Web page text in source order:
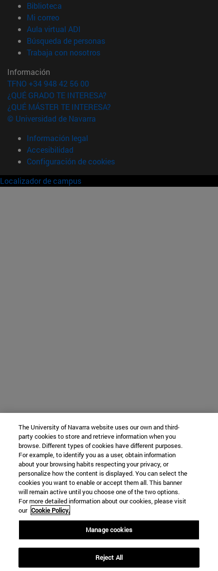
Biblioteca
Mi correo(abre en nueva ventana)
Aula virtual ADI
Búsqueda de personas(abre en nueva ventana)
Trabaja con nosotros(abre en nueva ventana)
Información
TFNO +34 948 42 56 00
¿QUÉ GRADO TE INTERESA?
¿QUÉ MÁSTER TE INTERESA?
© Universidad de Navarra
Información legal
Accesibilidad
Configuración de cookies
Localizador de campus
The University of Navarra website uses our own and third-
party cookies to store and retrieve information when you
browse. Different types of cookies have different purposes.
For example, to identify you as a user, obtain information
about your browsing habits respecting your privacy, or
personalize how the content is displayed. You can select the
cookies you want to enable or accept them all. This banner
will remain active until you choose one of the two options.
For more detailed information about our cookies, please visit
our Cookie Policy.
Manage cookies
Reject All